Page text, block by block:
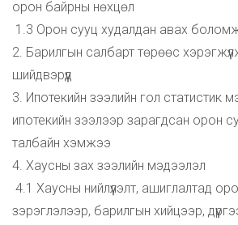
орон байрны нөхцөл
1.3 Орон сууц худалдан авах
2. Барилгын салбарт төрөөс
шийдвэрүүд
3. Ипотекийн зээлийн гол статистик
ипотекийн зээлээр зарагдсан орон
талбайн хэмжээ
4. Хаусны зах зээлийн мэдээлэл
4.1 Хаусны нийлүүлэлт, ашиглалтад
зэрэглэлээр, барилгын хийцээр,